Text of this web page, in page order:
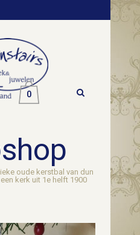
0
oude kerstbal van dun
kerk uit 1e helft 1900